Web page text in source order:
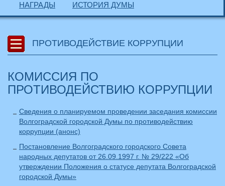
НАГРАДЫ ИСТОРИЯ ДУМЫ
ПРОТИВОДЕЙСТВИЕ КОРРУПЦИИ
КОМИССИЯ ПО
ПРОТИВОДЕЙСТВИЮ КОРРУПЦИИ
Сведения о планируемом проведении заседания комиссии
Волгоградской городской Думы по противодействию
коррупции (анонс)
Постановление Волгоградского городского Совета
народных депутатов от 26.09.1997 г. № 29/222 «Об
утверждении Положения о статусе депутата Волгоградской
городской Думы»